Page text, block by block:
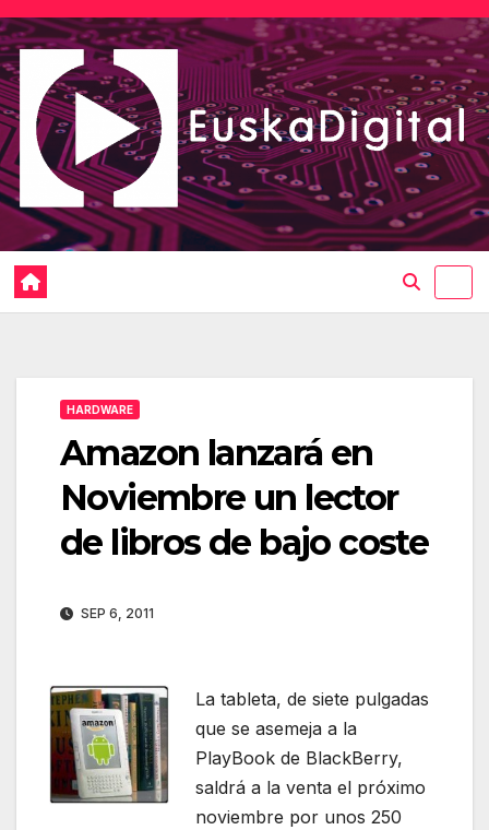
Saltar
al
contenido
HARDWARE
Amazon lanzará en
Noviembre un lector
de libros de bajo coste
SEP 6, 2011
La tableta, de siete pulgadas
que se asemeja a la
PlayBook de BlackBerry,
saldrá a la venta el próximo
noviembre por unos 250